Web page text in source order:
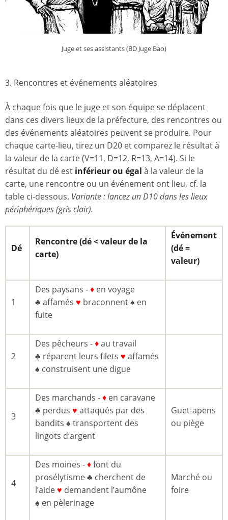
Juge et ses assistants (BD Juge Bao)
3. Rencontres et événements aléatoires
À chaque fois que le juge et son équipe se déplacent
dans ces divers lieux de la préfecture, des rencontres ou
des événements aléatoires peuvent se produire. Pour
chaque carte-lieu, tirez un D20 et comparez le résultat à
la valeur de la carte (V=11, D=12, R=13, A=14). Si le
résultat du dé est inférieur ou égal à la valeur de la
carte, une rencontre ou un événement ont lieu, cf. la
table ci-dessous. Variante : lancez un D10 dans les lieux
périphériques (gris clair).
Dé
Rencontre (dé < valeur de la
carte)
Événement
(dé =
valeur)
1
Des paysans -♦ en voyage
♣ affamés ♥ braconnent ♠ en
fuite
2
Des pêcheurs -♦au travail
♣ réparent leurs filets ♥ affamés
♠ construisent une digue
3
Des marchands -♦ en caravane
♣ perdus ♥ attaqués par des
bandits ♠ transportent des
lingots d’argent
Guet-apens
ou piège
4
Des moines -♦font du
prosélytisme ♣ cherchent de
l’aide♥ demandent l’aumône
♠ en pèlerinage
Marché ou
foire